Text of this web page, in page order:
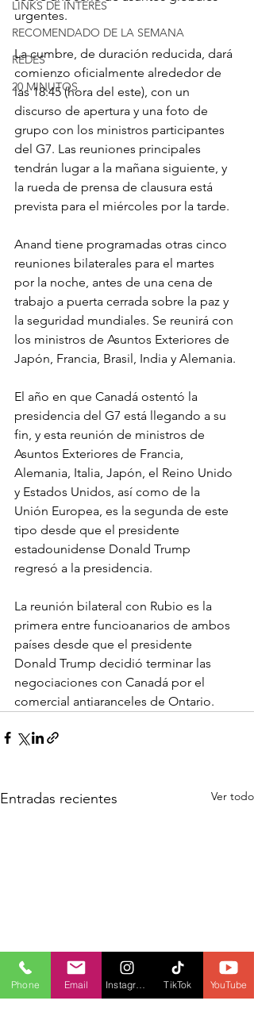
LINKS DE INTERES
RECOMENDADO DE LA SEMANA
REDES
20 MINUTOS
urgentes.
La cumbre, de duración reducida, dará
comienzo oficialmente alrededor de
las 18:45 (hora del este), con un
discurso de apertura y una foto de
grupo con los ministros participantes
del G7. Las reuniones principales
tendrán lugar a la mañana siguiente, y
la rueda de prensa de clausura está
prevista para el miércoles por la tarde.
Anand tiene programadas otras cinco
reuniones bilaterales para el martes
por la noche, antes de una cena de
trabajo a puerta cerrada sobre la paz y
la seguridad mundiales. Se reunirá con
los ministros de Asuntos Exteriores de
Japón, Francia, Brasil, India y Alemania.
El año en que Canadá ostentó la
presidencia del G7 está llegando a su
fin, y esta reunión de ministros de
Asuntos Exteriores de Francia,
Alemania, Italia, Japón, el Reino Unido
y Estados Unidos, así como de la
Unión Europea, es la segunda de este
tipo desde que el presidente
estadounidense Donald Trump
regresó a la presidencia.
La reunión bilateral con Rubio es la
primera entre funcioanarios de ambos
países desde que el presidente
Donald Trump decidió terminar las
negociaciones con Canadá por el
comercial antiaranceles de Ontario.
Entradas recientes Ver todo
Phone Email TikTok YouTube